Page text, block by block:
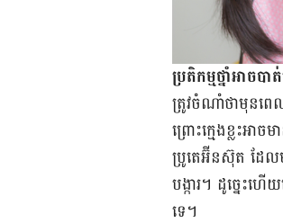
ប្រតិកម្ម​ថ្នាំ​អាច​
ត្រូវ​ចំណាំ​ថា​មុន​ពេ
ព្រោះ​ក្មេង​ខ្លះ​អ
ប្រូតេអ៊ីន​ស៊ុត​ ដែល​
បង្ការ។ ដូច្នេះ​
ទេ។